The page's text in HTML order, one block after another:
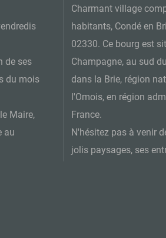
de ses
du mois
Maire,
au
Charmant village
habitants, Condé en
02330. Ce bourg est
Champagne, au sud
dans la Brie, région
l'Omois, en région
France.
N'hésitez pas à venir
jolis paysages, ses